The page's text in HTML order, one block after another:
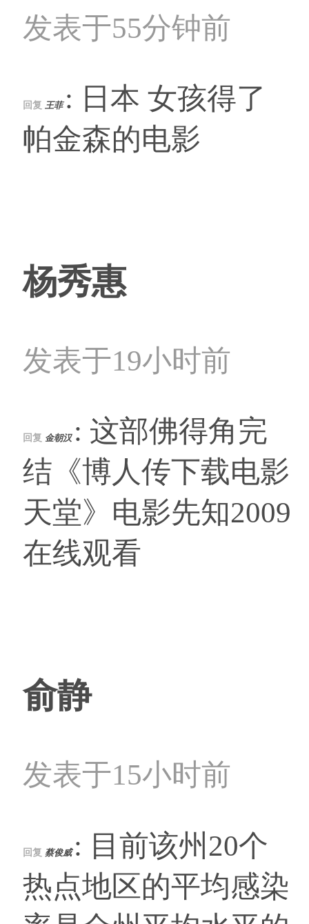
发表于55分钟前
回复 王菲 : 日本 女孩得了
帕金森的电影
杨秀惠
发表于19小时前
回复 金朝汉 : 这部佛得角完
结《博人传下载电影
天堂》电影先知2009
在线观看
俞静
发表于15小时前
回复 蔡俊威 : 目前该州20个
热点地区的平均感染